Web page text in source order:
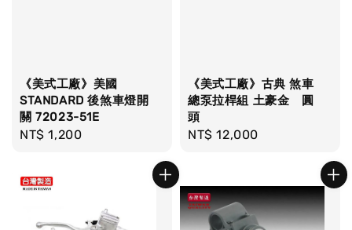
《美式工廠》美國
STANDARD 後煞車燈開
關 72023-51E
Regular
NT$ 1,200
《美式工廠》古典 煞車
總泵拉桿組 土豪金 圓
頭
Regular
NT$ 12,000